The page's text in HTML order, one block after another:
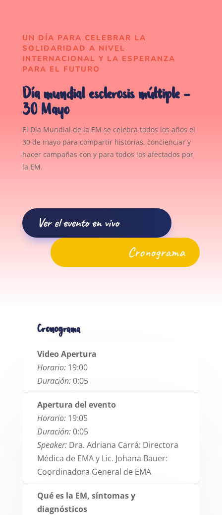
UN DÍA PARA CELEBRAR LA
SOLIDARIDAD A NIVEL
INTERNACIONAL Y LA ESPERANZA
PARA EL FUTURO
Día mundial esclerosis múltiple –
30 Mayo
El Día Mundial de la EM se celebra todos los años el
30 de mayo para compartir historias, concienciar y
hacer campañas con y para todos los afectados por
la EM.
Ver el evento en vivo
Cronograma
Cronograma
Video Apertura
Horario:19:00
Duración:0:05
Apertura del evento
Horario:19:05
Duración:0:05
Speaker:Dra. Adriana Carrá: Directora
Médica de EMA y Lic. Johana Bauer:
Coordinadora General de EMA
Qué es la EM, síntomas y
diagnósticos